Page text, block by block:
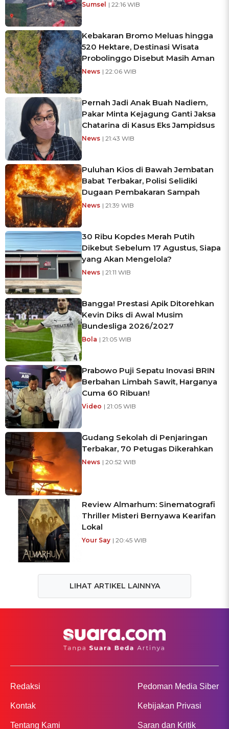
Sumsel | 22:16 WIB
Kebakaran Bromo Meluas hingga
520 Hektare, Destinasi Wisata
Probolinggo Disebut Masih Aman
News | 22:06 WIB
Pernah Jadi Anak Buah Nadiem,
Pakar Minta Kejagung Ganti Jaksa
Chatarina di Kasus Eks Jampidsus
News | 21:43 WIB
Puluhan Kios di Bawah Jembatan
Babat Terbakar, Polisi Selidiki
Dugaan Pembakaran Sampah
News | 21:39 WIB
30 Ribu Kopdes Merah Putih
Dikebut Sebelum 17 Agustus, Siapa
yang Akan Mengelola?
News | 21:11 WIB
Bangga! Prestasi Apik Ditorehkan
Kevin Diks di Awal Musim
Bundesliga 2026/2027
Bola | 21:05 WIB
Prabowo Puji Sepatu Inovasi BRIN
Berbahan Limbah Sawit, Harganya
Cuma 60 Ribuan!
Video | 21:05 WIB
Gudang Sekolah di Penjaringan
Terbakar, 70 Petugas Dikerahkan
News | 20:52 WIB
Review Almarhum: Sinematografi
Thriller Misteri Bernyawa Kearifan
Lokal
Your Say | 20:45 WIB
LIHAT ARTIKEL LAINNYA
Redaksi
Kontak
Tentang Kami
Pedoman Media Siber
Kebijakan Privasi
Saran dan Kritik